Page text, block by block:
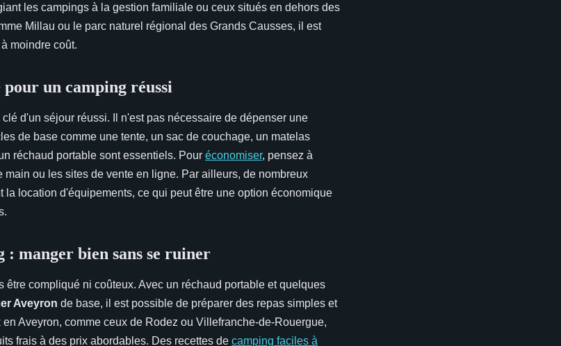
les campings à la gestion familiale ou ceux situés en dehors des
Millau ou le parc naturel régional des Grands Causses, il est
moindre coût.
un camping réussi
clé d'un séjour réussi. Il n'est pas nécessaire de dépenser une
de base comme une tente, un sac de couchage, un matelas
réchaud portable sont essentiels. Pour économiser, pensez à
ou les sites de vente en ligne. Par ailleurs, de nombreux
la location d'équipements, ce qui peut être une option économique
: manger bien sans se ruiner
être compliqué ni coûteux. Avec un réchaud portable et quelques
Aveyron de base, il est possible de préparer des repas simples et
Aveyron, comme ceux de Rodez ou Villefranche-de-Rouergue,
frais à des prix abordables. Des recettes de camping faciles à